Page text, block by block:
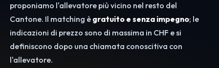
proponiamo l'allevatore più vicino nel resto del
Cantone. Il matching è gratuito e senza impegno; le
indicazioni di prezzo sono di massima in CHF e si
definiscono dopo una chiamata conoscitiva con
l'allevatore.